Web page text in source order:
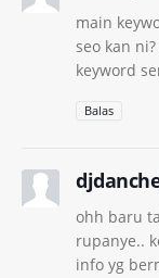
main
seo kan
keyword
Balas
ohh baru
rupanye..
info yg